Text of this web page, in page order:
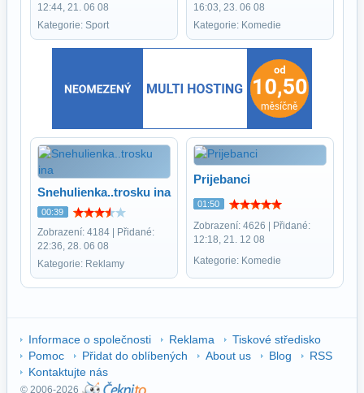
12:44, 21. 06 08
Kategorie: Sport
16:03, 23. 06 08
Kategorie: Komedie
Snehulienka..trosku ina
00:39
Zobrazení: 4184 | Přidané:
22:36, 28. 06 08
Kategorie: Reklamy
Prijebanci
01:50
Zobrazení: 4626 | Přidané:
12:18, 21. 12 08
Kategorie: Komedie
Informace o společnosti Reklama
Tiskové středisko
Pomoc
Přidat do oblíbených About us Blog
RSS
Kontaktujte nás
© 2006-2026